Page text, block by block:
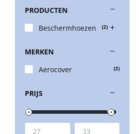
PRODUCTEN
Beschermhoezen
(2)
MERKEN
Aerocover
(2)
PRIJS